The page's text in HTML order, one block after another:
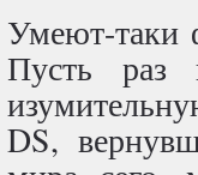
Умеют-таки
Пусть раз
DS,